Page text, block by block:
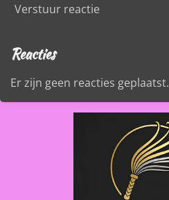
Verstuur reactie
Reacties
Er zijn geen reacties geplaatst.